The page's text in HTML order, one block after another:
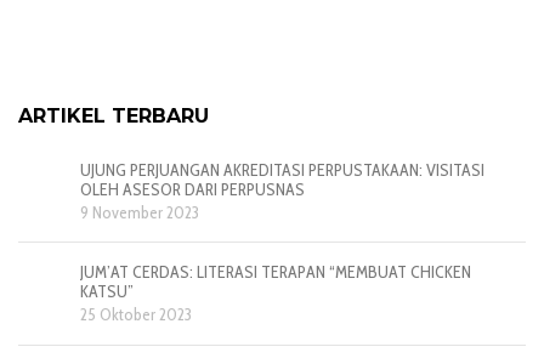
ARTIKEL TERBARU
UJUNG PERJUANGAN AKREDITASI PERPUSTAKAAN: VISITASI
OLEH ASESOR DARI PERPUSNAS
9 November 2023
JUM’AT CERDAS: LITERASI TERAPAN “MEMBUAT CHICKEN
KATSU”
25 Oktober 2023